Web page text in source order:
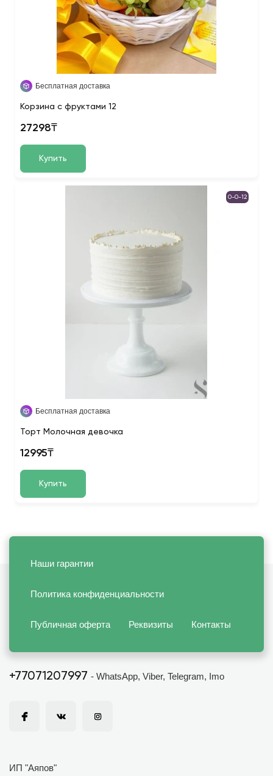
Бесплатная доставка
Корзина с фруктами 12
27298₸
Купить
0-0-12
Бесплатная доставка
Торт Молочная девочка
12995₸
Купить
Наши гарантии
Политика конфиденциальности
Публичная оферта Реквизиты Контакты
+77071207997 - WhatsApp, Viber, Telegram, Imo
ИП "Аяпов"